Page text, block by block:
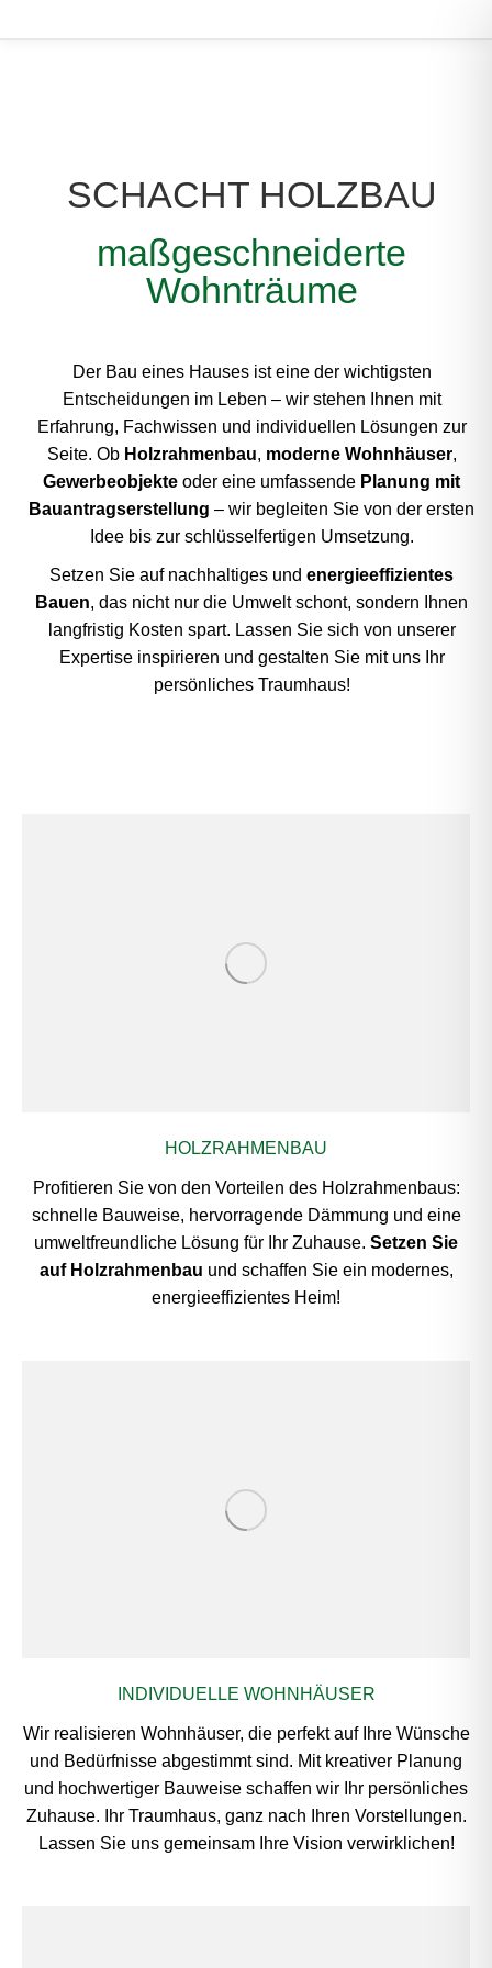
SCHACHT HOLZBAU
maßgeschneiderte
Wohnträume
Der Bau eines Hauses ist eine der wichtigsten
Entscheidungen im Leben – wir stehen Ihnen mit
Erfahrung, Fachwissen und individuellen Lösungen zur
Seite. Ob Holzrahmenbau, moderne Wohnhäuser,
Gewerbeobjekte oder eine umfassende Planung mit
Bauantragserstellung – wir begleiten Sie von der ersten
Idee bis zur schlüsselfertigen Umsetzung.
Setzen Sie auf nachhaltiges und energieeffizientes
Bauen, das nicht nur die Umwelt schont, sondern Ihnen
langfristig Kosten spart. Lassen Sie sich von unserer
Expertise inspirieren und gestalten Sie mit uns Ihr
persönliches Traumhaus!
HOLZRAHMENBAU
Profitieren Sie von den Vorteilen des Holzrahmenbaus:
schnelle Bauweise, hervorragende Dämmung und eine
umweltfreundliche Lösung für Ihr Zuhause. Setzen Sie
auf Holzrahmenbau und schaffen Sie ein modernes,
energieeffizientes Heim!
INDIVIDUELLE WOHNHÄUSER
Wir realisieren Wohnhäuser, die perfekt auf Ihre Wünsche
und Bedürfnisse abgestimmt sind. Mit kreativer Planung
und hochwertiger Bauweise schaffen wir Ihr persönliches
Zuhause. Ihr Traumhaus, ganz nach Ihren Vorstellungen.
Lassen Sie uns gemeinsam Ihre Vision verwirklichen!